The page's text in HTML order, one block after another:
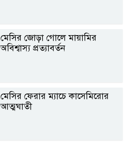
মেসির জোড়া গোলে মায়ামির
অবিশ্বাস্য প্রত্যাবর্তন
মেসির ফেরার ম্যাচে কাসেমিরোর
আত্মঘাতী